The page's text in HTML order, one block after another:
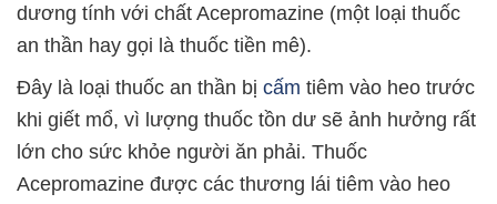
dương tính với chất Acepromazine (một loại thuốc
an thần hay gọi là thuốc tiền mê).
Đây là loại thuốc an thần bị cấm tiêm vào heo trước
khi giết mổ, vì lượng thuốc tồn dư sẽ ảnh hưởng rất
lớn cho sức khỏe người ăn phải. Thuốc
Acepromazine được các thương lái tiêm vào heo